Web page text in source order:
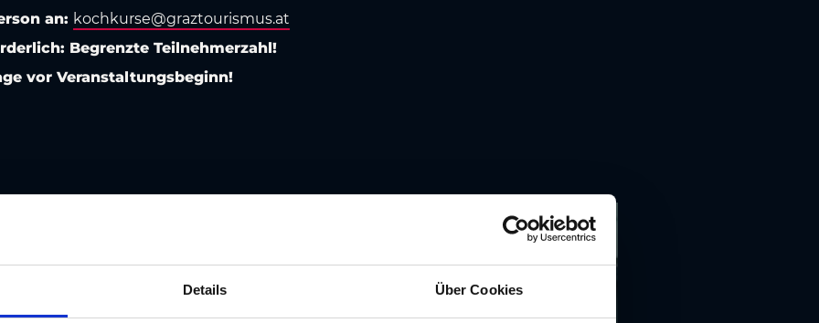
Details Über Cookies
an: kochkurse@graztourismus.at
Begrenzte Teilnehmerzahl!
vor Veranstaltungsbeginn!